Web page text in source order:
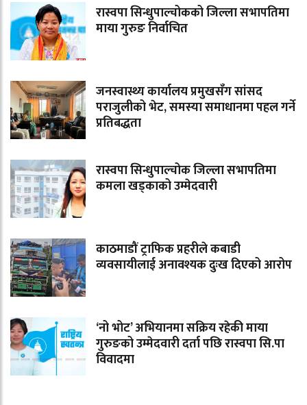
रास्वपा सिन्धुपाल्चोकको जिल्ला सभापतिमा
माया गुरुङ निर्वाचित
जनस्वास्थ्य कार्यालय प्रमुखसँग सांसद
पराजुलीको भेट, समस्या समाधानमा पहल गर्ने
प्रतिबद्धता
रास्वपा सिन्धुपाल्चोक जिल्ला सभापतिमा
कमला खड्काको उम्मेदवारी
काठमाडौं ट्राफिक प्रहरीले कबाडी
व्यवसायीलाई अनावश्यक दुःख दिएको आरोप
‘नो भोट’ अभियानमा सक्रिय रहेकी माया
गुरुङको उम्मेदवारी दर्ता पछि रास्वपा सि.पा
विवादमा